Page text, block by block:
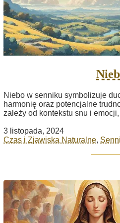
Niebo w senniku symbolizuje
harmonię oraz potencjalne
zależy od kontekstu snu i
3 listopada, 2024
Czas i Zjawiska Naturalne,